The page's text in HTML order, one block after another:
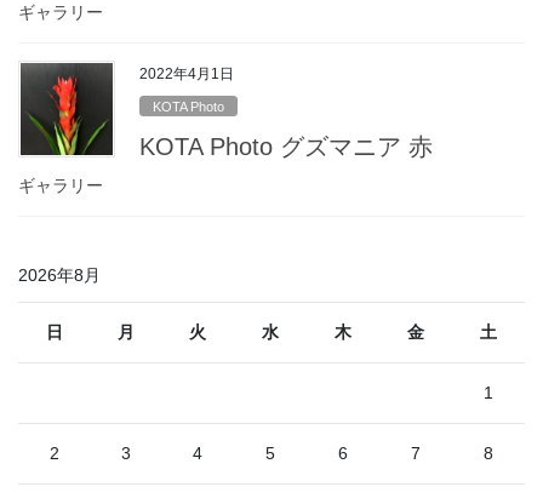
ギャラリー
2022年4月1日
KOTA Photo
KOTA Photo グズマニア 赤
ギャラリー
2026年8月
日 月 火 水 木 金 土
1
2 3 4 5 6 7 8